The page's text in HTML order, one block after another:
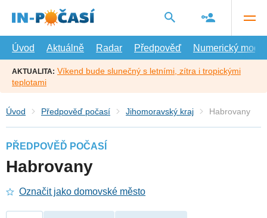
hlavní
Úvod
Aktuálně Radar Předpověď Numerický model
AKTUALITA: Víkend bude slunečný s letními, zítra i tropickými
teplotami
Úvod Předpověď počasí Jihomoravský kraj Habrovany
PŘEDPOVĚĎ POČASÍ
Habrovany
Označit jako domovské město